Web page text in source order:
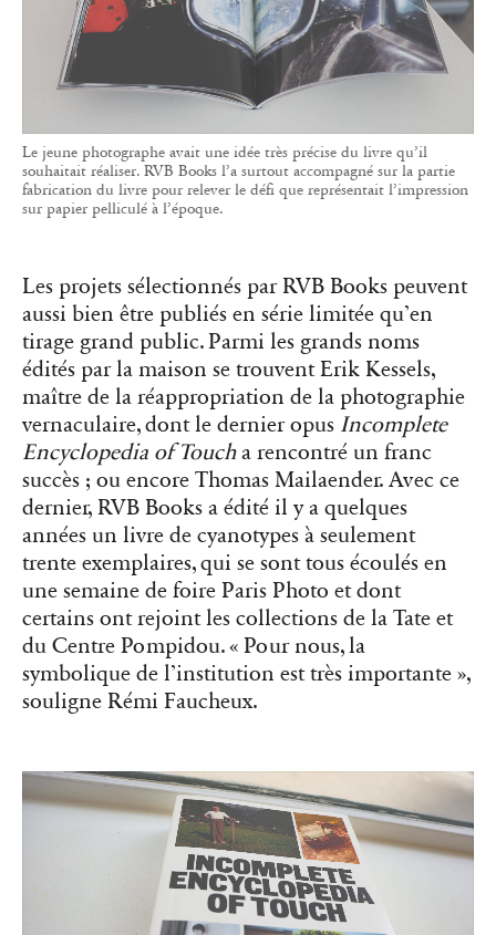
Le jeune photographe avait une idée très précise du livre qu’il
souhaitait réaliser. RVB Books l’a surtout accompagné sur la partie
fabrication du livre pour relever le défi que représentait l’impression
sur papier pelliculé à l’époque.
Les projets sélectionnés par RVB Books peuvent
aussi bien être publiés en série limitée qu’en
tirage grand public. Parmi les grands noms
édités par la maison se trouvent Erik Kessels,
maître de la réappropriation de la photographie
vernaculaire, dont le dernier opus Incomplete
Encyclopedia of Toucha rencontré un franc
succès ; ou encore Thomas Mailaender. Avec ce
dernier, RVB Books a édité il y a quelques
années un livre de cyanotypes à seulement
trente exemplaires, qui se sont tous écoulés en
une semaine de foire Paris Photo et dont
certains ont rejoint les collections de la Tate et
du Centre Pompidou. « Pour nous, la
symbolique de l’institution est très importante »,
souligne Rémi Faucheux.